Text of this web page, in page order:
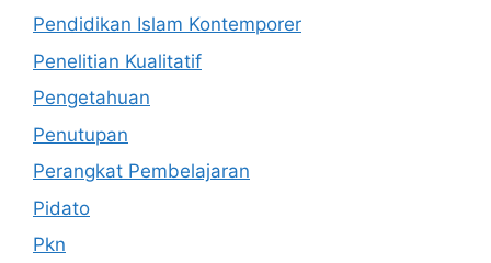
Pendidikan Islam Kontemporer
Penelitian Kualitatif
Pengetahuan
Penutupan
Perangkat Pembelajaran
Pidato
Pkn